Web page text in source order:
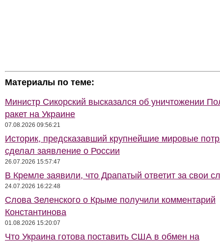
Материалы по теме:
Министр Сикорский высказался об уничтожении
ракет на Украине
07.08.2026 09:56:21
Историк, предсказавший крупнейшие мировые
сделал заявление о России
26.07.2026 15:57:47
В Кремле заявили, что Драпатый ответит за свои
24.07.2026 16:22:48
Слова Зеленского о Крыме получили комментарий
Константинова
01.08.2026 15:20:07
Что Украина готова поставить США в обмен на